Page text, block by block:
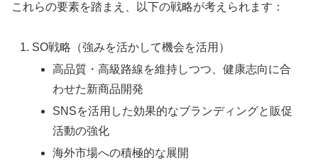
これらの要素を踏まえ、以下の戦略が考えられます：
SO戦略（強みを活かして機会を活用）
高品質・高級路線を維持しつつ、健康志向に合
わせた新商品開発
SNSを活用した効果的なブランディングと販促
活動の強化
海外市場への積極的な展開